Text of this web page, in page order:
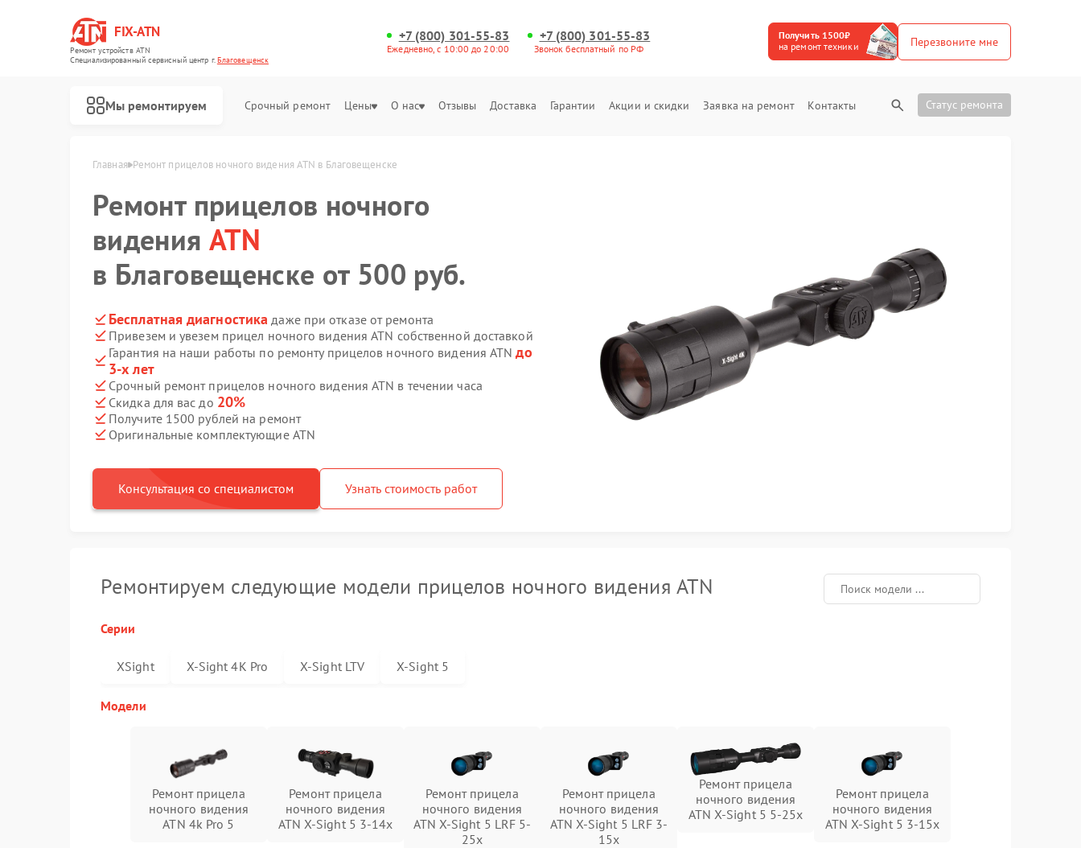
FIX-ATN
Ремонт устройств ATN
Специализированный cервисный центр г.Благовещенск
+7 (800) 301-55-83
Ежедневно, с 10:00 до 20:00
+7 (800) 301-55-83
Звонок бесплатный по РФ
Получить 1500₽
на ремонт техники
Перезвоните мне
Мы ремонтируем Срочный ремонт Цены О нас Отзывы Доставка Гарантии Акции и скидки Заявка на ремонт Контакты Статус ремонта
Главная Ремонт прицелов ночного видения ATN в Благовещенске
Ремонт прицелов ночного
видения ATN
в Благовещенске от 500 руб.
Бесплатная диагностика даже при отказе от ремонта
Привезем и увезем прицел ночного видения ATN собственной доставкой
Гарантия на наши работы по ремонту прицелов ночного видения ATNдо
3-х лет
Срочный ремонт прицелов ночного видения ATN в течении часа
Скидка для вас до 20%
Получите 1500 рублей на ремонт
Оригинальные комплектующие ATN
Консультация со специалистом Узнать стоимость работ
Ремонтируем следующие модели прицелов ночного видения ATN
Серии
XSight X-Sight 4K Pro X-Sight LTV X-Sight 5
Модели
Ремонт прицела
ночного видения
ATN 4k Pro 5
Ремонт прицела
ночного видения
ATN X-Sight 5 3-14x
Ремонт прицела
ночного видения
ATN X-Sight 5 LRF 5-
25x
Ремонт прицела
ночного видения
ATN X-Sight 5 LRF 3-
15x
Ремонт прицела
ночного видения
ATN X-Sight 5 5-25x
Ремонт прицела
ночного видения
ATN X-Sight 5 3-15x